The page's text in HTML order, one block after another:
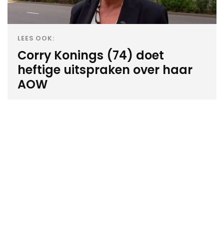
LEES OOK:
Corry Konings (74) doet
heftige uitspraken over haar
AOW